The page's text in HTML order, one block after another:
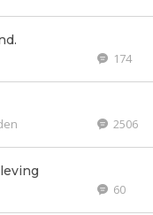
174
2506
60